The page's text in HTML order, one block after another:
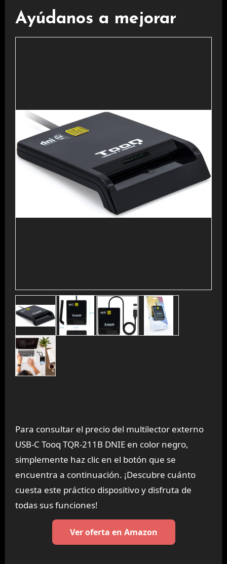
Ayúdanos a mejorar
Para consultar el precio del multilector externo
USB-C Tooq TQR-211B DNIE en color negro,
simplemente haz clic en el botón que se
encuentra a continuación. ¡Descubre cuánto
cuesta este práctico dispositivo y disfruta de
todas sus funciones!
Ver oferta en Amazon